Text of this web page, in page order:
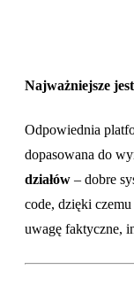
Najważniejsze
Odpowiednia
dopasowana do
działów – dobre
code, dzięki
uwagę faktyczne,